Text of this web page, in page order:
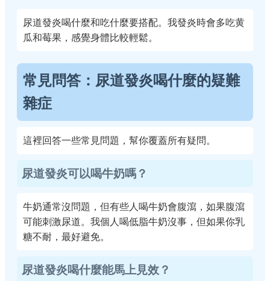
尿道發炎喝什麼和吃什麼要搭配。我發炎時會多吃黄
瓜和莓果，感覺身體比較輕鬆。
常見問答：尿道發炎喝什麼的疑難
雜症
這裡回答一些常見問題，幫你覆蓋所有疑問。
尿道發炎可以喝牛奶嗎？
牛奶通常沒問題，但有些人喝牛奶會腹瀉，如果腹瀉
可能刺激尿道。我個人喝低脂牛奶沒事，但如果你乳
糖不耐，最好避免。
尿道發炎喝什麼能馬上見效？